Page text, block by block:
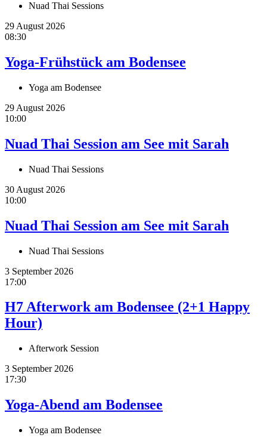
Nuad Thai Sessions
29 August 2026
08:30
Yoga-Frühstück am Bodensee
Yoga am Bodensee
29 August 2026
10:00
Nuad Thai Session am See mit Sarah
Nuad Thai Sessions
30 August 2026
10:00
Nuad Thai Session am See mit Sarah
Nuad Thai Sessions
3 September 2026
17:00
H7 Afterwork am Bodensee (2+1 Happy
Hour)
Afterwork Session
3 September 2026
17:30
Yoga-Abend am Bodensee
Yoga am Bodensee